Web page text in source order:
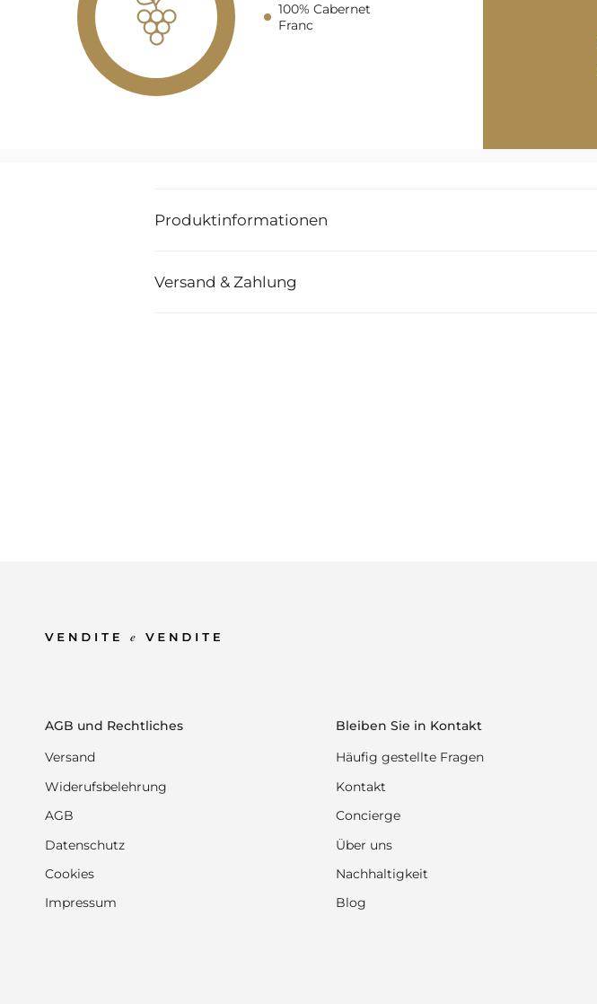
100% Cabernet
Franc
Produktinformationen
Versand & Zahlung
AGB und Rechtliches
Versand
Widerufsbelehrung
AGB
Datenschutz
Cookies
Impressum
Bleiben Sie in Kontakt
Häufig gestellte Fragen
Kontakt
Concierge
Über uns
Nachhaltigkeit
Blog